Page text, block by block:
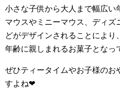
小さな子供から大人まで幅広い
マウスやミニーマウス、ディズ
どがデザインされることにより
年齢に親しまれるお菓子となっ
ぜひティータイムやお子様のお
すよね❤︎